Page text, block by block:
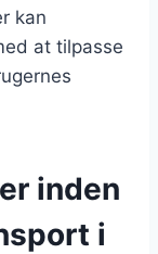
kan
at tilpasse
inden
i